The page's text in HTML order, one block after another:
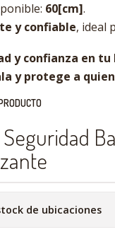
60[cm].
y confiable, ideal
y confianza en
y protege a
de ubicaciones